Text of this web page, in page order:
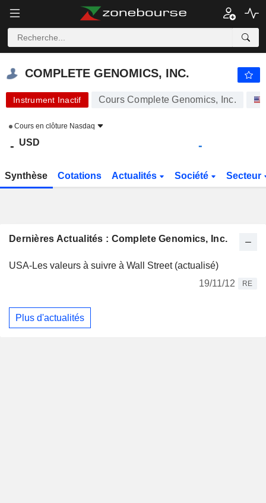
COMPLETE GENOMICS, INC.
COMPLETE GENOMICS, INC.
Instrument Inactif Cours Complete Genomics, Inc.
Cours en clôture Nasdaq
- USD -
Synthèse Cotations Actualités Société Secteur
Dernières Actualités : Complete Genomics, Inc.
USA-Les valeurs à suivre à Wall Street (actualisé)
19/11/12
RE
Plus d'actualités